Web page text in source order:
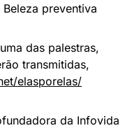
preventiva
das palestras,
transmitidas,
elasporelas/
da Infovida